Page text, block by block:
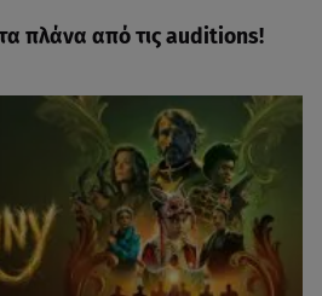
πλάνα από τις auditions!